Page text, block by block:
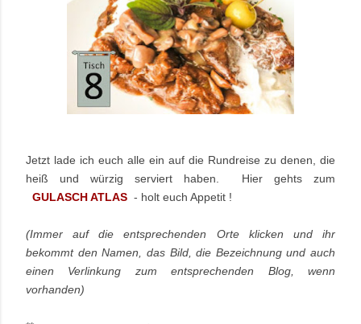
Jetzt lade ich euch alle ein auf die Rundreise zu denen, die
heiß und würzig serviert haben. Hier gehts zum
GULASCH ATLAS - holt euch Appetit !
(Immer auf die entsprechenden Orte klicken und ihr
bekommt den Namen, das Bild, die Bezeichnung und auch
einen Verlinkung zum entsprechenden Blog, wenn
vorhanden)